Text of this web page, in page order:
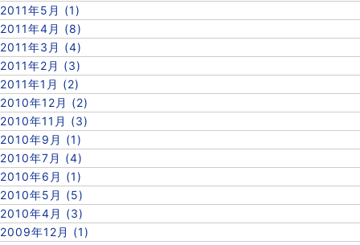
2011年5月 (1)
2011年4月 (8)
2011年3月 (4)
2011年2月 (3)
2011年1月 (2)
2010年12月 (2)
2010年11月 (3)
2010年9月 (1)
2010年7月 (4)
2010年6月 (1)
2010年5月 (5)
2010年4月 (3)
2009年12月 (1)